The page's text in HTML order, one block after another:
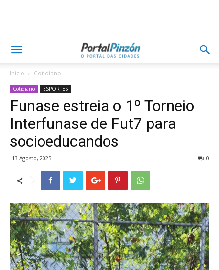
Inicio Cotidiano
Cotidiano ESPORTES
Funase estreia o 1º Torneio
Interfunase de Fut7 para
socioeducandos
13 Agosto, 2025 0